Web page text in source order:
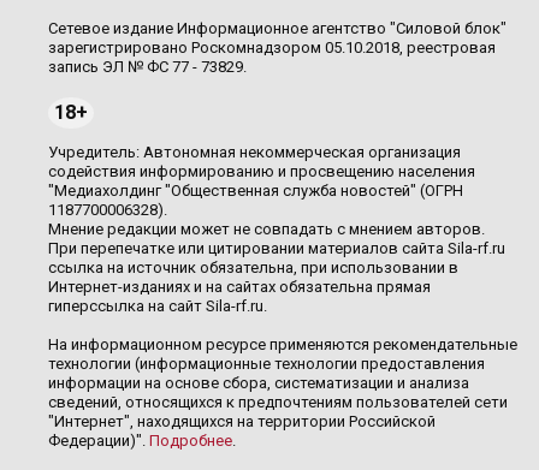
Сетевое издание Информационное агентство "Силовой блок"
зарегистрировано Роскомнадзором 05.10.2018, реестровая
запись ЭЛ № ФС 77 - 73829.
18+
Учредитель: Автономная некоммерческая организация
содействия информированию и просвещению населения
"Медиахолдинг "Общественная служба новостей" (ОГРН
1187700006328).
Мнение редакции может не совпадать с мнением авторов.
При перепечатке или цитировании материалов сайта Sila-rf.ru
ссылка на источник обязательна, при использовании в
Интернет-изданиях и на сайтах обязательна прямая
гиперссылка на сайт Sila-rf.ru.
На информационном ресурсе применяются рекомендательные
технологии (информационные технологии предоставления
информации на основе сбора, систематизации и анализа
сведений, относящихся к предпочтениям пользователей сети
"Интернет", находящихся на территории Российской
Федерации)". Подробнее.